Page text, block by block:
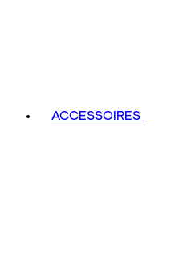
ACCESSOIRES